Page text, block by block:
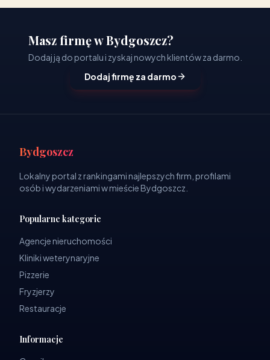
Masz firmę w Bydgoszcz?
Dodaj ją do portalu i zyskaj nowych klientów za darmo.
Dodaj firmę za darmo
Bydgoszcz
Lokalny portal z rankingami najlepszych firm, profilami
osób i wydarzeniami w mieście Bydgoszcz.
Popularne kategorie
Agencje nieruchomości
Kliniki weterynaryjne
Pizzerie
Fryzjerzy
Restauracje
Informacje